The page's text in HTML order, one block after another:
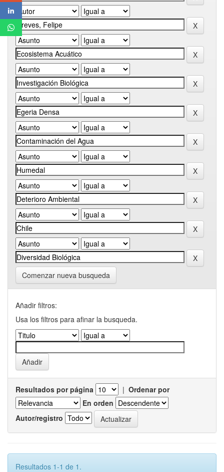
Comenzar nueva busqueda
Añadir filtros:
Usa los filtros para afinar la busqueda.
Resultados por página | Ordenar por
En orden
Autor/registro
Resultados 1-1 de 1.